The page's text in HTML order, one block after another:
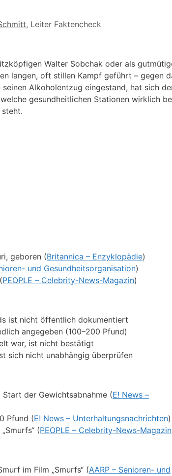
, Leiter Faktencheck
Walter Sobchak oder als
langen, oft stillen Kampf geführt – gegen
Alkoholentzug eingestand, hat sich
gesundheitlichen Stationen wirklich
geboren (Britannica – Enzyklopädie)
und Gesundheitsorganisation)
PEOPLE – Celebrity-News-Magazin)
ist nicht öffentlich dokumentiert
angegeben (100–200 Pfund)
war, ist nicht bestätigt
sich nicht unabhängig überprüfen
der Gewichtsabnahme (E! News –
Pfund (E! News – Unterhaltungsnachrichten)
(PEOPLE – Celebrity-News-Magazin
im Film „Smurfs“ (AARP – Senioren- und